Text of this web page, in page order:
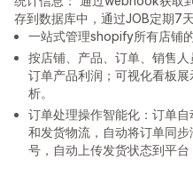
存到数据库中，通过JOB定期7
一站式管理shopify所有店铺
按店铺、产品、订单、销售
订单产品利润；可视化看板
析。
订单处理操作智能化：订单
和发货物流，自动将订单同
号，自动上传发货状态到平台